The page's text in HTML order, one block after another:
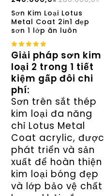
Sơn Kim Loại Lotus
Metal Coat 2in1 đẹp
sơn 1 lớp ăn luôn
5.00
out of 5
Giải pháp sơn kim
loại 2 trong 1 tiết
kiệm gấp đôi chi
phí:
Sơn trên sắt thép
kim loại đa năng
chỉ Lotus Metal
Coat acrylic, được
phát triển và sản
xuất để hoàn thiện
kim loại bóng đẹp
và lớp bảo vệ chất